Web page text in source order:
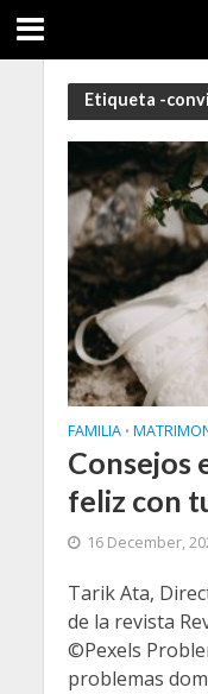
Etiqueta -
FAMILIA •
Consejos
feliz con
16 December,
Tarik Ata,
de la revista
©Pexels
problemas